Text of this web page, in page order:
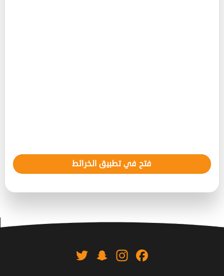
فتح في تطبيق الخرائط
Facebook
Instagram
Snapchat